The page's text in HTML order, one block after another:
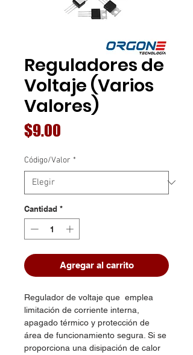
Reguladores de
Voltaje (Varios
Valores)
$9.00
Código/Valor *
Cantidad *
Agregar al carrito
Regulador de voltaje que emplea
limitación de corriente interna,
apagado térmico y protección de
área de funcionamiento segura. Si se
proporciona una disipación de calor